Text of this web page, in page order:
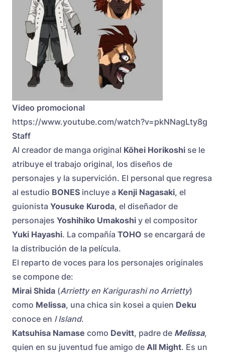
Video promocional
https://www.youtube.com/watch?v=pkNNagLty8g
Staff
Al creador de manga original Kōhei Horikoshi se le
atribuye el trabajo original, los diseños de
personajes y la supervición. El personal que regresa
al estudio BONES incluye a Kenji Nagasaki, el
guionista Yousuke Kuroda, el diseñador de
personajes Yoshihiko Umakoshi y el compositor
Yuki Hayashi. La compañía TOHO se encargará de
la distribución de la película.
El reparto de voces para los personajes originales
se compone de:
Mirai Shida (Arrietty en Karigurashi no Arrietty)
como Melissa, una chica sin kosei a quien Deku
conoce en I Island.
Katsuhisa Namase como Devitt, padre de Melissa,
quien en su juventud fue amigo de All Might. Es un